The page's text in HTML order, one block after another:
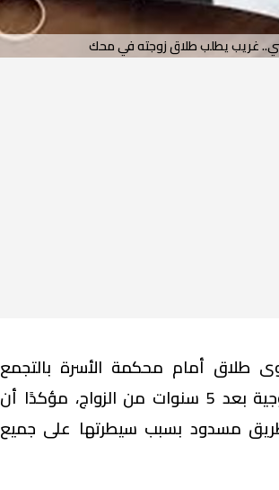
غريب يطلب طلاق زوجته في محك
عامل، دعوى طلاق أمام محكمة الأسرة بالتجمع
الخامس، طالب فيها بإنهاء علاقته الزوجية بعد 5 سنوات من الزواج، مؤكدًا أن
طريق مسدود بسبب سيطرتها على جميع